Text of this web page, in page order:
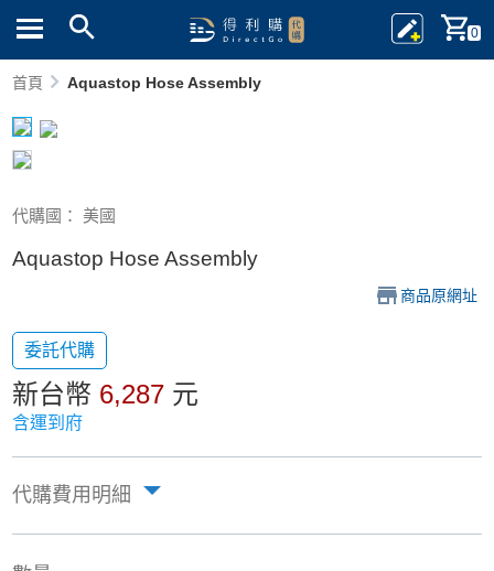
0
首頁 Aquastop Hose Assembly
代購國： 美國
Aquastop Hose Assembly
商品原網址
委託代購
新台幣 6,287 元
含運到府
代購費用明細